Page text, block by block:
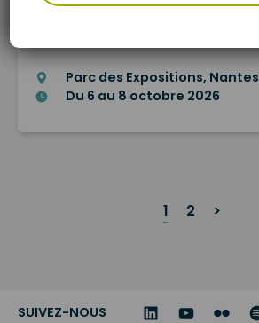
Parc des Expositions, Nantes
Du 6 au 8 octobre 2026
1 2 >
SUIVEZ-NOUS